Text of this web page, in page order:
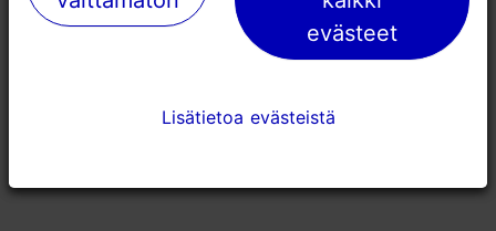
evästeet
Lisätietoa evästeistä
evästeet
Lisätietoa evästeistä